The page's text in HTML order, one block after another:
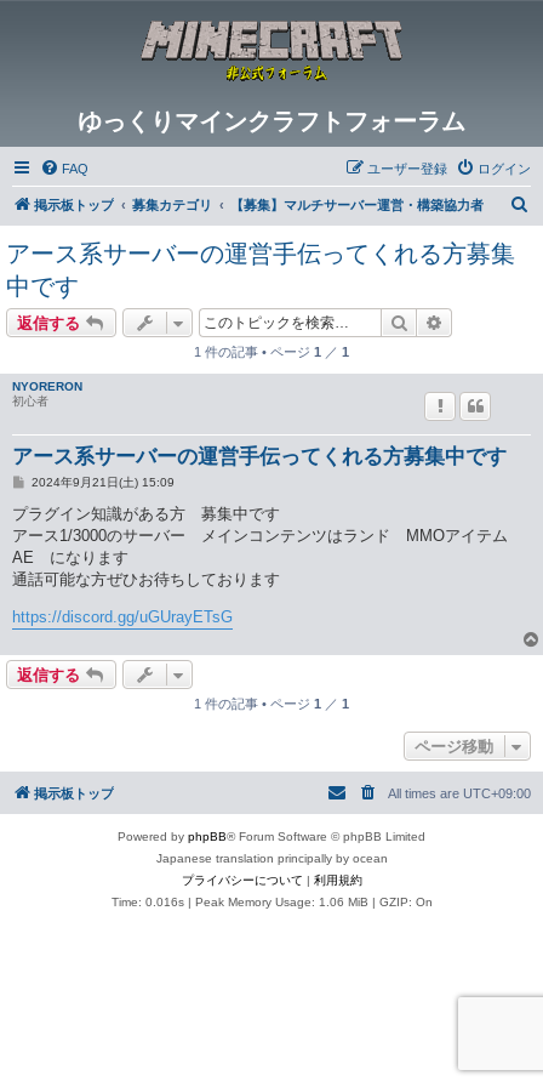
ゆっくりマインクラフトフォーラム
FAQ ログイン
ユーザー登録
掲示板トップ 募集カテゴリ 【募集】マルチサーバー運営・構築協力者
アース系サーバーの運営手伝ってくれる方募集
中です
返信する 検索
1 件の記事 • ページ 1 ／ 1
NYORERON
初心者
アース系サーバーの運営手伝ってくれる方募集中です
投
記
事
2024年9月21日(土) 15:09
プラグイン知識がある方 募集中です
アース1/3000のサーバー メインコンテンツはランド MMOアイテム
AE になります
通話可能な方ぜひお待ちしております
https://discord.gg/uGUrayETsG
返信する
1 件の記事 • ページ 1 ／ 1
ページ移動
掲示板トップ All times are UTC+09:00
Powered by phpBB® Forum Software © phpBB Limited
Japanese translation principally by ocean
プライバシーについて | 利用規約
Time: 0.016s| Peak Memory Usage: 1.06 MiB | GZIP: On